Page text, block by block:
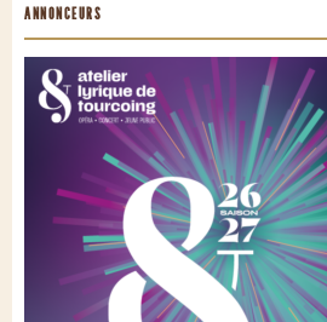
ANNONCEURS